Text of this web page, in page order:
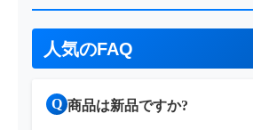
人気のFAQ
Q 商品は新品ですか?